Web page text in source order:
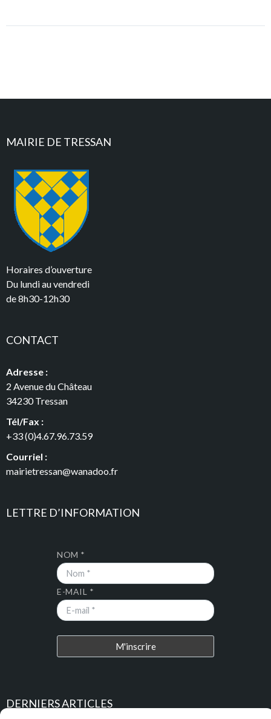
MAIRIE DE TRESSAN
Horaires d’ouverture
Du lundi au vendredi
de 8h30-12h30
CONTACT
Adresse :
2 Avenue du Château
34230 Tressan
Tél/Fax :
+33 (0)4.67.96.73.59
Courriel :
mairietressan@wanadoo.fr
LETTRE D’INFORMATION
NOM *
E-MAIL *
DERNIERS ARTICLES